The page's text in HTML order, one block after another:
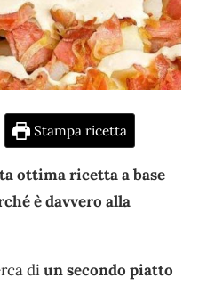
Stampa ricetta
ottima ricetta a base
è davvero alla
diun secondo piatto